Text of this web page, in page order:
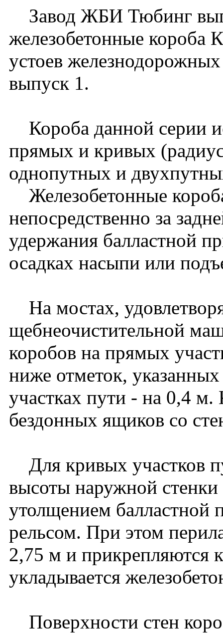
Завод ЖБИ Тюбинг
железобетонные короба
устоев
выпуск 1.
Короба данной серии
прямых и кривых
однопутных и
Железобетонные
непосредственно за
удержания балластной
осадках насыпи или
На мостах,
щебнеочистительной
коробов на прямых
ниже отметок,
участках пути - на 0,4
бездонных ящиков со
Для кривых участков
высоты наружной
утолщением
рельсом. При этом
2,75 м и прикрепляются
укладывается
Поверхности стен